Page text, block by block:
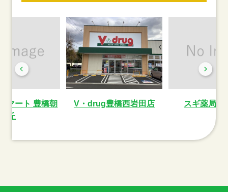
マート 豊橋朝
丘
V・drug豊橋西岩田店 スギ薬局西